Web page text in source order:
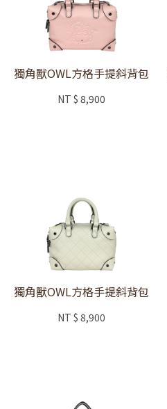
獨角獸OWL方格手提斜背包
NT $ 8,900
獨角獸OWL方格手提斜背包
NT $ 8,900